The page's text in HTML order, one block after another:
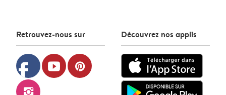
Retrouvez-nous sur
facebook youtube pinterest
instagram
Découvrez nos applis